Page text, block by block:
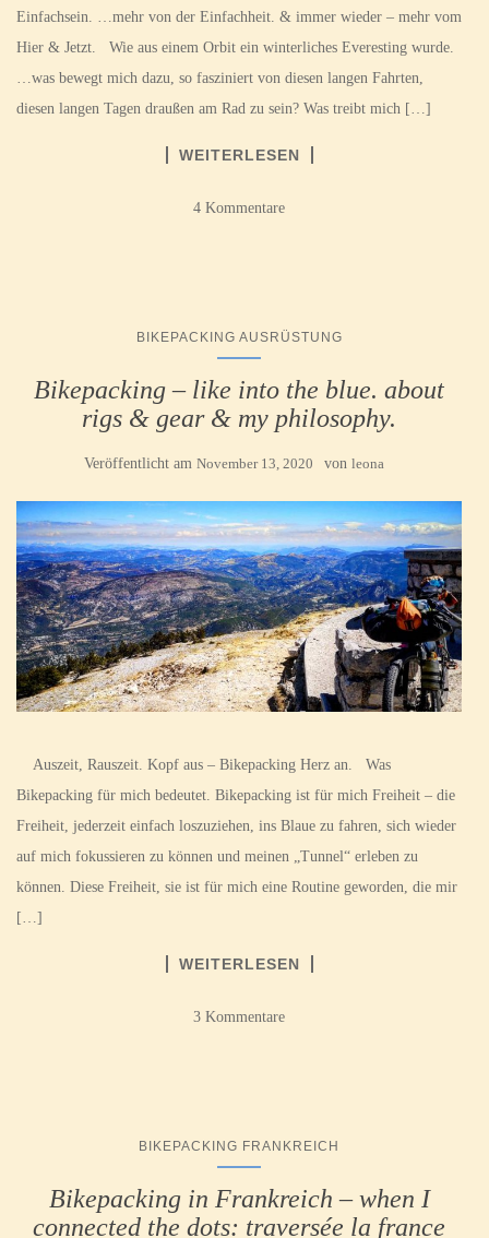
Einfachsein. …mehr von der Einfachheit. & immer wieder – mehr vom
Hier & Jetzt. Wie aus einem Orbit ein winterliches Everesting wurde.
…was bewegt mich dazu, so fasziniert von diesen langen Fahrten,
diesen langen Tagen draußen am Rad zu sein? Was treibt mich […]
WEITERLESEN
4 Kommentare
BIKEPACKING AUSRÜSTUNG
Bikepacking – like into the blue. about
rigs & gear & my philosophy.
Veröffentlicht am November 13, 2020 von leona
Auszeit, Rauszeit. Kopf aus – Bikepacking Herz an. Was
Bikepacking für mich bedeutet. Bikepacking ist für mich Freiheit – die
Freiheit, jederzeit einfach loszuziehen, ins Blaue zu fahren, sich wieder
auf mich fokussieren zu können und meinen „Tunnel“ erleben zu
können. Diese Freiheit, sie ist für mich eine Routine geworden, die mir
[…]
WEITERLESEN
3 Kommentare
BIKEPACKING FRANKREICH
Bikepacking in Frankreich – when I
connected the dots: traversée la france